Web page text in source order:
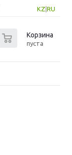
KZ RU
Корзина
пуста